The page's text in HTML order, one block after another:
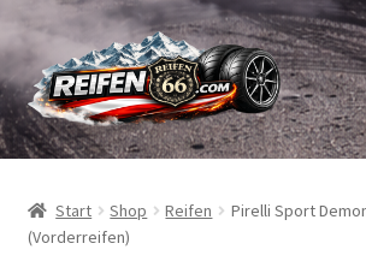
Zur
Navigation
springen
Zum
Inhalt
springen
Reifen
Schläuche
Start Shop Reifen
Pirelli Sport
(Vorderreifen)